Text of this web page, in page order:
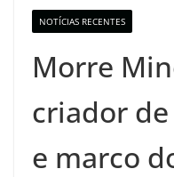
NOTÍCIAS RECENTES
Morre
criador
e marco